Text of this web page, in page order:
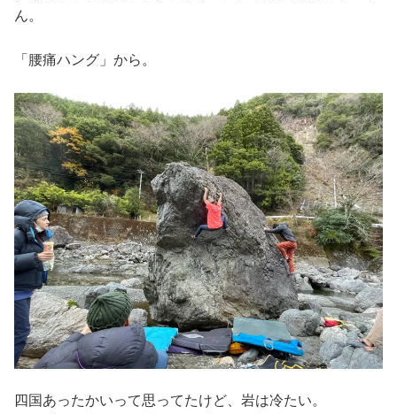
ん。
「腰痛ハング」から。
四国あったかいって思ってたけど、岩は冷たい。